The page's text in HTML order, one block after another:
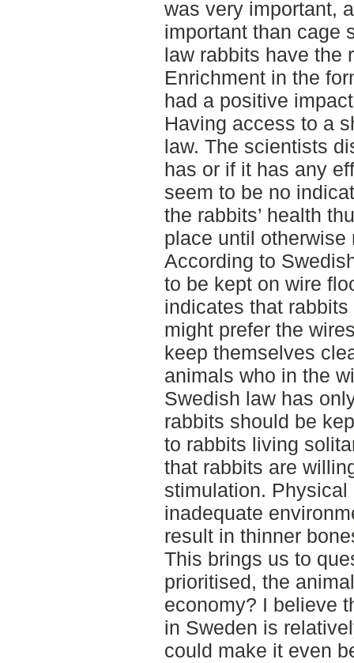
was very important,
important than cage
law rabbits have the
Enrichment in the
had a positive
Having access to a
law. The scientists
has or if it has any
seem to be no
the rabbits’ health
place until
According to
to be kept on wire
indicates that
might prefer the
keep themselves
animals who in the
Swedish law has
rabbits should be
to rabbits living
that rabbits are
stimulation.
inadequate
result in thinner
This brings us to
prioritised, the
economy? I believe
in Sweden is
could make it even